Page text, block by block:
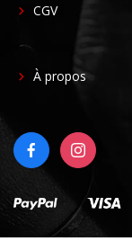
CGV
FOOTER
À propos
FACEBOOK